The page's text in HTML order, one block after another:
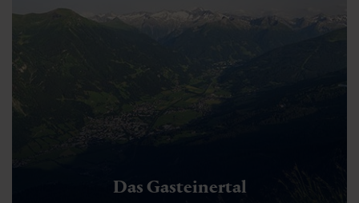
Das Gasteinertal